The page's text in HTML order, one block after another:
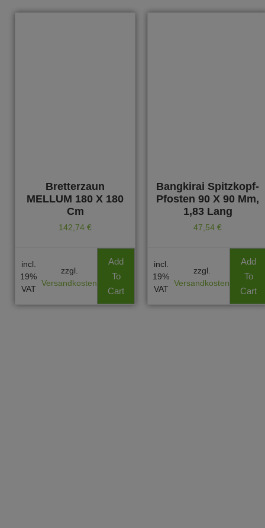
Bretterzaun
MELLUM 180 X 180
Cm
142,74 €
incl.
19%
VAT
zzgl.
Versandkosten
Add
To
Cart
Bangkirai Spitzkopf-
Pfosten 90 X 90 Mm,
1,83 Lang
47,54 €
incl.
19%
VAT
zzgl.
Versandkosten
Add
To
Cart